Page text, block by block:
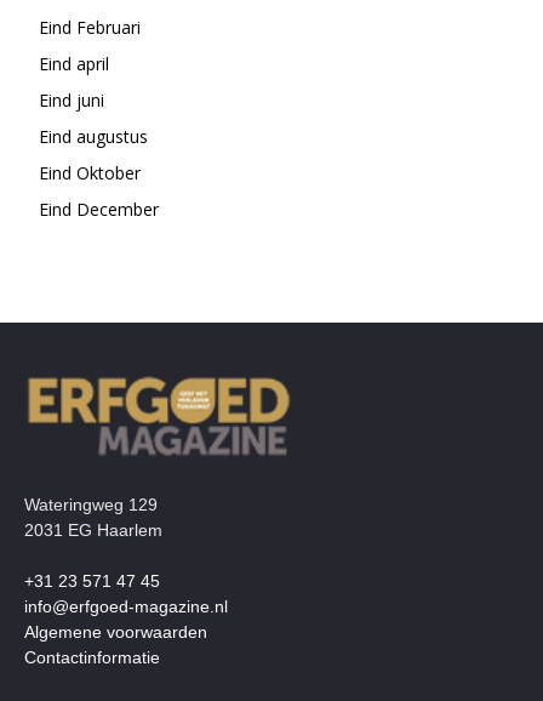
Eind Februari
Eind april
Eind juni
Eind augustus
Eind Oktober
Eind December
Wateringweg 129
2031 EG Haarlem
+31 23 571 47 45
info@erfgoed-magazine.nl
Algemene voorwaarden
Contactinformatie